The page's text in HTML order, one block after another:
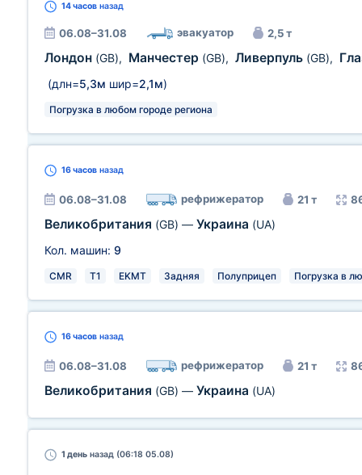
14 часов назад
06.08–31.08 эвакуатор 2,5 т
Лондон (GB), Манчестер (GB), Ливерпуль (GB),
(длн=5,3м шир=2,1м)
Погрузка в любом городе региона
16 часов назад
06.08–31.08 рефрижератор 21 т
Великобритания (GB) — Украина (UA)
Кол. машин: 9
CMR T1 EKMT Задняя Полуприцеп Погрузка в
16 часов назад
06.08–31.08 рефрижератор 21 т
Великобритания (GB) — Украина (UA)
1 день назад (06:18 05.08)